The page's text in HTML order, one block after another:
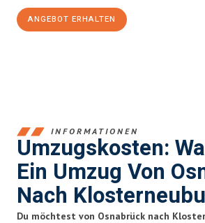
ANGEBOT ERHALTEN
INFORMATIONEN
Umzugskosten:
Ein Umzug Von
Nach
Du möchtest von Osnabrück nach